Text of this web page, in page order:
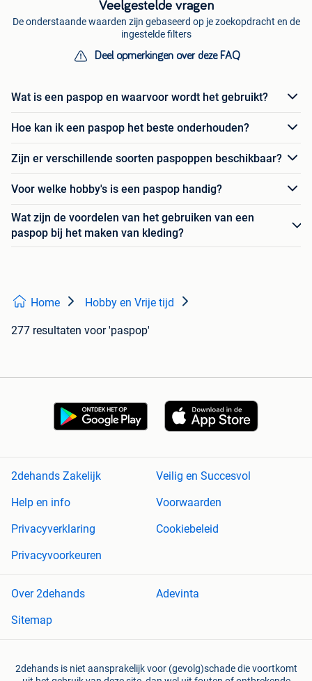
Veelgestelde vragen
De onderstaande waarden zijn gebaseerd op je zoekopdracht en de
ingestelde filters
Deel opmerkingen over deze FAQ
Wat is een paspop en waarvoor wordt het gebruikt?
Hoe kan ik een paspop het beste onderhouden?
Zijn er verschillende soorten paspoppen beschikbaar?
Voor welke hobby's is een paspop handig?
Wat zijn de voordelen van het gebruiken van een
paspop bij het maken van kleding?
Home Hobby en Vrije tijd
277 resultaten voor 'paspop'
2dehands Zakelijk
Veilig en Succesvol
Help en info
Voorwaarden
Privacyverklaring
Cookiebeleid
Privacyvoorkeuren
Over 2dehands
Adevinta
Sitemap
2dehands is niet aansprakelijk voor (gevolg)schade die voortkomt